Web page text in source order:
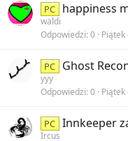
PC happiness
waldi
Odpowiedzi 0 Piątek
PC Ghost
yyy
Odpowiedzi 0 Piątek
PC Innkeeper
Ircus